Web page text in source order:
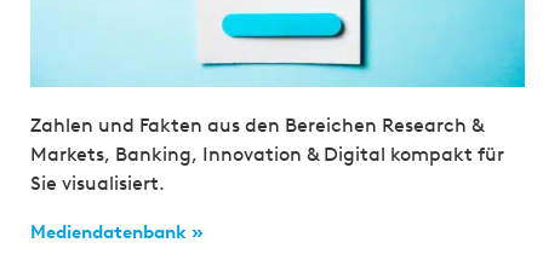
Zahlen und Fakten aus den Bereichen Research &
Markets, Banking, Innovation & Digital kompakt für
Sie visualisiert.
Mediendatenbank »